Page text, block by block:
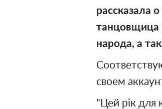
рассказала
танцовщица
народа, а
своем
"Цей рік для